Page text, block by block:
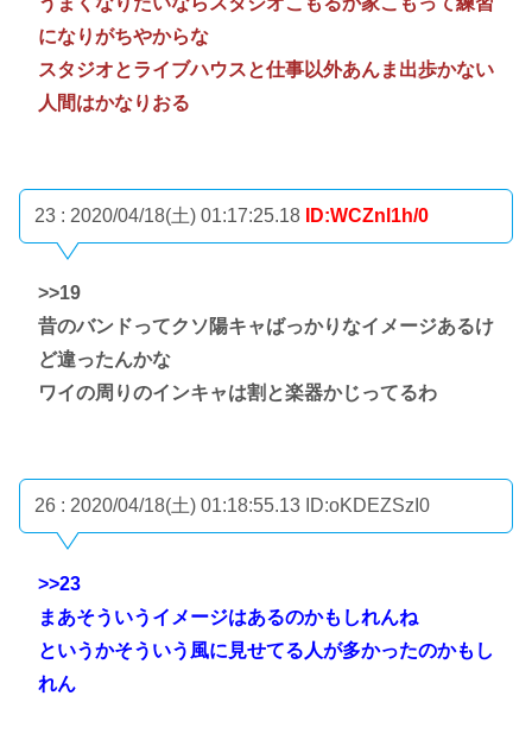
になりがちやからな
スタジオとライブハウスと仕事以外あんま出歩かない
人間はかなりおる
23 : 2020/04/18(土) 01:17:25.18 ID:WCZnl1h/0
>>19
昔のバンドってクソ陽キャばっかりなイメージあるけ
ど違ったんかな
ワイの周りのインキャは割と楽器かじってるわ
26 : 2020/04/18(土) 01:18:55.13 ID:oKDEZSzI0
>>23
まあそういうイメージはあるのかもしれんね
というかそういう風に見せてる人が多かったのかもし
れん